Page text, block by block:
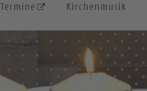
Termine Kirchenmusik